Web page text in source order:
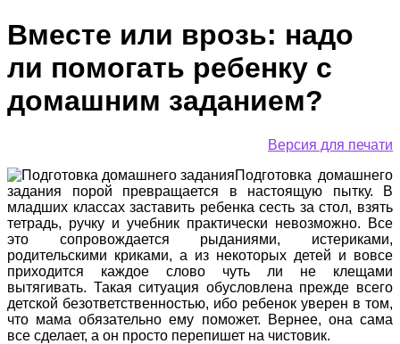
Вместе или врозь: надо
ли помогать ребенку с
домашним заданием?
Версия для печати
Подготовка домашнего
задания порой превращается в настоящую пытку. В
младших классах заставить ребенка сесть за стол, взять
тетрадь, ручку и учебник практически невозможно. Все
это сопровождается рыданиями, истериками,
родительскими криками, а из некоторых детей и вовсе
приходится каждое слово чуть ли не клещами
вытягивать. Такая ситуация обусловлена прежде всего
детской безответственностью, ибо ребенок уверен в том,
что мама обязательно ему поможет. Вернее, она сама
все сделает, а он просто перепишет на чистовик.